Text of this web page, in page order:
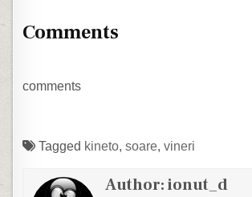
o voi posta mai jos, este
spus-o in nenumarate
Comments
comments
Tagged kineto,soare,vineri
Author:ionut_d